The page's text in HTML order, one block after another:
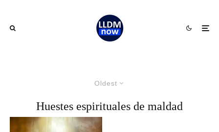
Oldest
Huestes espirituales de maldad